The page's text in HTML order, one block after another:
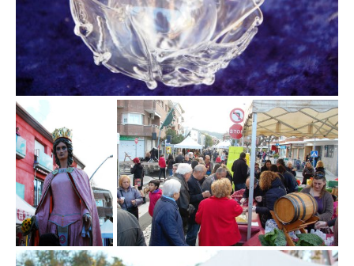
Fira de la col de la
Roca del Vallès
Fira de la col de la Roca del Vallès
Fira de la col de la Roca del Vallès